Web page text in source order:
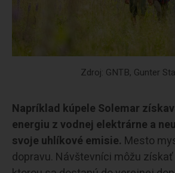
Zdroj: GNTB, Gunter
Napríklad kúpele Solemar
energiu z vodnej elektrárne a
svoje uhlíkové emisie. Mesto
dopravu. Návštevníci môžu získať